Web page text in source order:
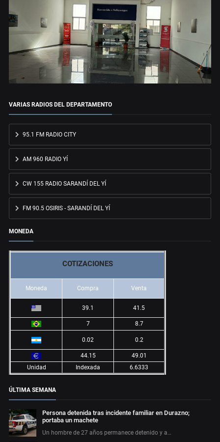
VARIAS RADIOS DEL DEPARTAMENTO
95.1 FM RADIO CITY
AM 960 RADIO YÍ
CW 155 RADIO SARANDÍ DEL YÍ
FM 90.5 OSIRIS - SARANDÍ DEL YÍ
MONEDA
COTIZACIONES
Moneda Compra Venta
39.1 41.5
7 8.7
0.02 0.2
44.15
49.01
Unidad
Indexada 6.6333
ÚLTIMA SEMANA
Persona detenida tras incidente familiar en Durazno;
portaba un machete
Un hombre de 27 años permanece detenido y a…